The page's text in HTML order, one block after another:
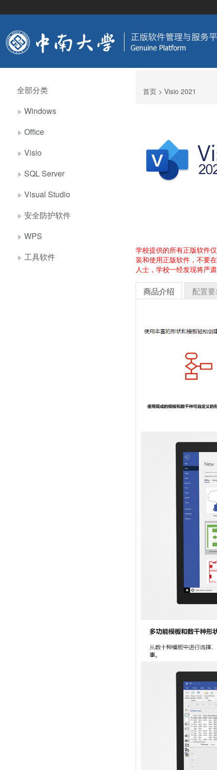
首页 > Visio 2021
全部分类
Windows
Office
Visio
SQL Server
Visual Studio
安全防护软件
WPS
工具软件
学校提供的所有正版软件
装和使用正版软件，不要
人士，学校一经发现将严
商品介绍 配置